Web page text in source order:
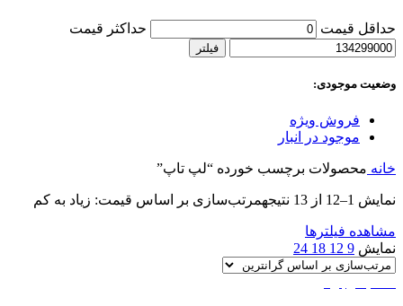
حداقل قیمت حداکثر قیمت
فیلتر
وضعیت موجودی:
فروش ویژه
موجود در انبار
خانه محصولات برچسب خورده “لپ تاپ”
نمایش 1–12 از 13 نتیجه مرتب‌سازی بر اساس قیمت: زیاد به کم
مشاهده فیلترها
نمایش 9
12
18
24